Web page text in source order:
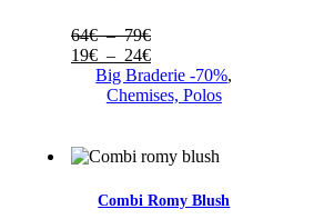
64€ – 79€Plage
de
prix :
64€
19€ – 24€Plage
de
prix :
24€
Big Braderie -70%,
Chemises, Polos
Combi Romy Blush